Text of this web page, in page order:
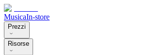
MusicaIn-store
Prezzi
Risorse